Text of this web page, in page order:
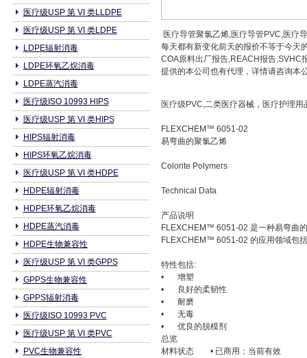
医疗级USP 第 VI 类LLDPE
医疗级USP 第 VI 类LDPE
LDPE辐射消毒
LDPE环氧乙烷消毒
LDPE蒸汽消毒
医疗级ISO 10993 HIPS
医疗级USP 第 VI 类HIPS
HIPS辐射消毒
HIPS环氧乙烷消毒
医疗级USP 第 VI 类HDPE
HDPE辐射消毒
HDPE环氧乙烷消毒
HDPE蒸汽消毒
HDPE生物兼容性
医疗级USP 第 VI 类GPPS
GPPS生物兼容性
GPPS辐射消毒
医疗级ISO 10993 PVC
医疗级USP 第 VI 类PVC
PVC生物兼容性
医疗导管聚氯乙烯,医疗导管PVC,医疗
每天都有新变化前天的报价不等于今天
COA原料出厂报告,REACH报告,SVHC
提供的本公司也有代理，详情请咨询
医疗级PVC,二类医疗器械，医疗护理
FLEXCHEM™ 6051-02
易弯曲的聚氯乙烯
Colorite Polymers
Technical Data
产品说明
FLEXCHEM™ 6051-02 是一种易弯曲
FLEXCHEM™ 6051-02 的应用领域包
特性包括:
•
增塑
•
良好的柔韧性
•
耐磨
•
无毒
•
优良的脱模剂
总览
材料状态
• 已商用：当前有效